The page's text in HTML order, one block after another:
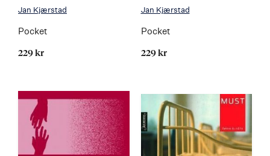
Jan Kjærstad
Pocket
229 kr
Jan Kjærstad
Pocket
229 kr